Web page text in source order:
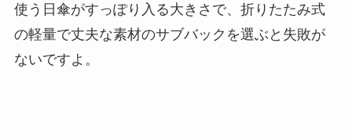
使う日傘がすっぽり入る大きさで、折りたたみ式
の軽量で丈夫な素材のサブバックを選ぶと失敗が
ないですよ。